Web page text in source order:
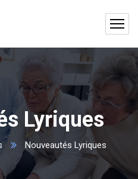
Lyriques
Nouveautés Lyriques